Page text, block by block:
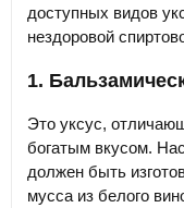
доступных видов
нездоровой
1.
Это уксус,
богатым вкусом.
должен быть
мусса из белого